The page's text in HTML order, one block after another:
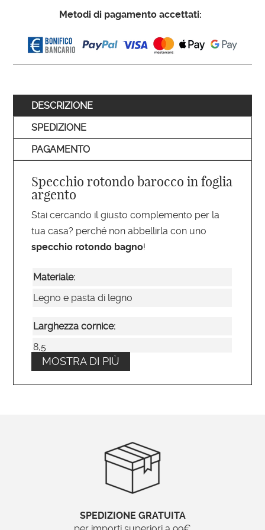
Metodi di pagamento accettati:
DESCRIZIONE
SPEDIZIONE
PAGAMENTO
Specchio rotondo barocco in foglia
argento
Stai cercando il giusto complemento per la
tua casa? perché non abbellirla con uno
specchio rotondo bagno!
Materiale:
Legno e pasta di legno
Larghezza cornice:
8,5
Verticale e orizzontale
MOSTRA DI PIÙ
SPEDIZIONE GRATUITA